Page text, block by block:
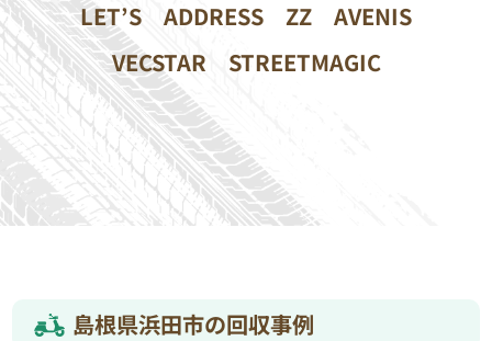
LET’S ADDRESS ZZ
AVENIS
VECSTAR
STREETMAGIC
島根県浜田市の回収事例